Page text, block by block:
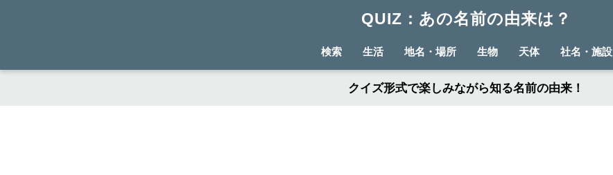
QUIZ：あの名前の由来は？
検索 生活 地名・場所 生物 天体 社名・施設
クイズ形式で楽しみながら知る名前の由来！